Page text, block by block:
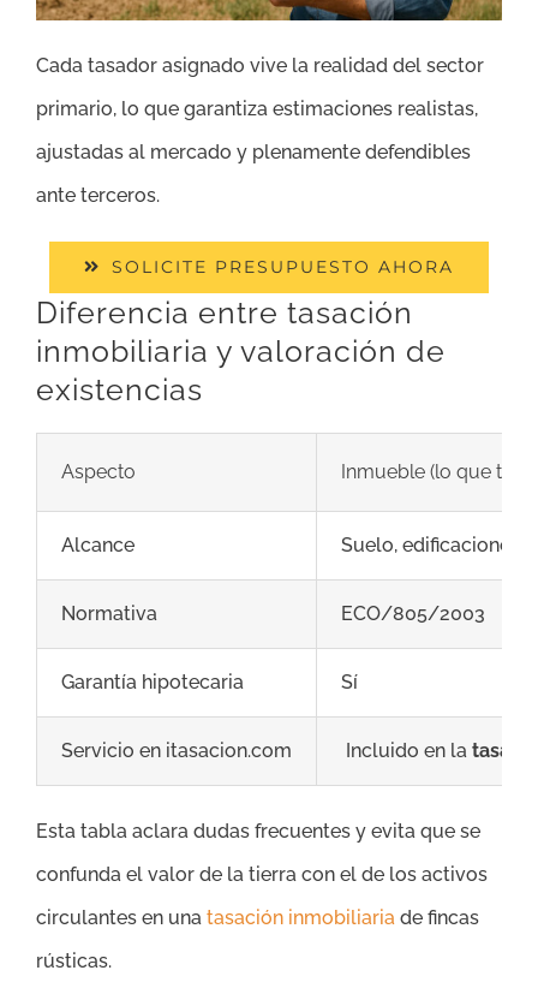
Cada tasador asignado vive la realidad del sector
primario, lo que garantiza estimaciones realistas,
ajustadas al mercado y plenamente defendibles
ante terceros.
SOLICITE PRESUPUESTO AHORA
Diferencia entre tasación
inmobiliaria y valoración de
existencias
Aspecto Inmueble (lo que
Alcance Suelo, edificaciones,
Normativa ECO/805/2003
Garantía hipotecaria Sí
Servicio en itasacion.com Incluido en la
Esta tabla aclara dudas frecuentes y evita que se
confunda el valor de la tierra con el de los activos
circulantes en una tasación inmobiliaria de fincas
rústicas.